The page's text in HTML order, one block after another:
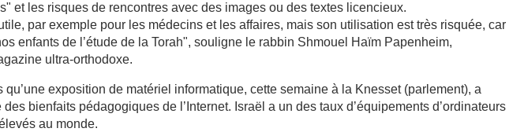
et les risques de rencontres avec des images ou des textes licencieux.
par exemple pour les médecins et les affaires, mais son utilisation est très risquée, car
enfants de l’étude de la Torah", souligne le rabbin Shmouel Haïm Papenheim,
ultra-orthodoxe.
qu’une exposition de matériel informatique, cette semaine à la Knesset (parlement), a
des bienfaits pédagogiques de l’Internet. Israël a un des taux d’équipements d’ordinateurs
au monde.